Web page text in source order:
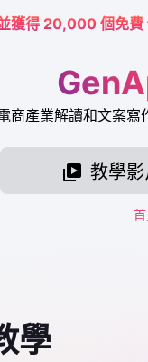
獲得 20,000 個免費
商產業解讀和文案
教學影
學